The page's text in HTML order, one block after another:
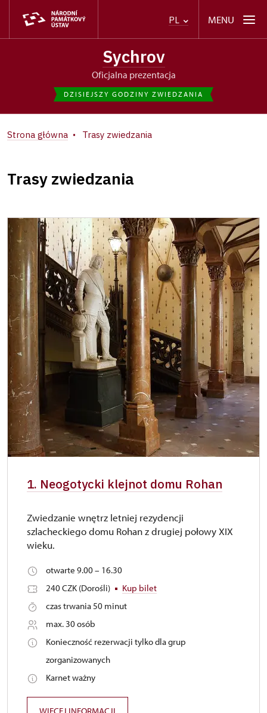
PL MENU
Sychrov
Oficjalna prezentacja
DZISIEJSZY GODZINY ZWIEDZANIA
Strona główna Trasy zwiedzania
Trasy zwiedzania
1. Neogotycki klejnot domu Rohan
Zwiedzanie wnętrz letniej rezydencji
szlacheckiego domu Rohan z drugiej połowy XIX
wieku.
otwarte 9.00 – 16.30
240 CZK (Dorośli)
Kup bilet
czas trwania 50 minut
max. 30 osób
Konieczność rezerwacji tylko dla grup
zorganizowanych
Karnet ważny